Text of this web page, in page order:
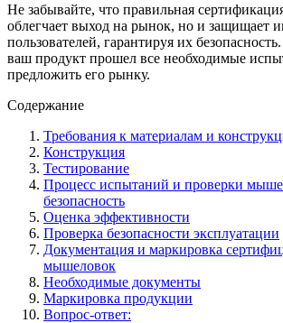
Не забывайте, что правильная
облегчает выход на рынок, но и защищает
пользователей, гарантируя их
ваш продукт прошел все необходимые
предложить его рынку.
Содержание
Требования к материалам и
Конструкция
Тестирование
Процесс испытаний и проверки
безопасность
Оценка эффективности
Проверка безопасности эксплуатации
Документация и маркировка
мышеловок
Необходимые документы
Маркировка продукции
Вопрос-ответ: